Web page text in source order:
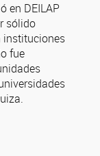
en DEILAP
sólido
instituciones
fue